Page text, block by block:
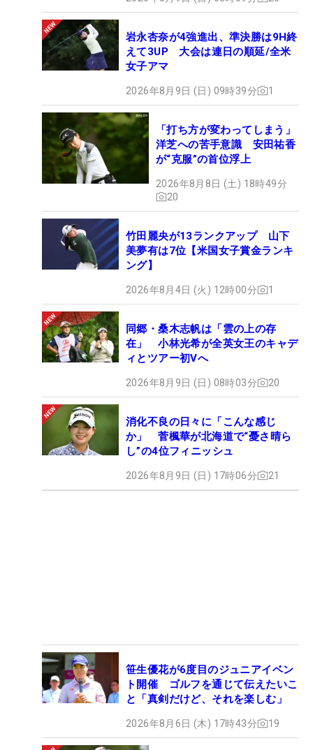
岩永杏奈が4強進出、準決勝は9H終
えて3UP 大会は連日の順延/全米
女子アマ
2026年8月9日 (日) 09時39分 1
「打ち方が変わってしまう」
洋芝への苦手意識 安田祐香
が“克服”の首位浮上
2026年8月8日 (土) 18時49分
20
竹田麗央が13ランクアップ 山下
美夢有は7位【米国女子賞金ランキ
ング】
2026年8月4日 (火) 12時00分 1
同郷・桑木志帆は「雲の上の存
在」 小林光希が全英女王のキャデ
ィとツアー初Vへ
2026年8月9日 (日) 08時03分 20
消化不良の日々に「こんな感じ
か」 菅楓華が北海道で“憂さ晴ら
し”の4位フィニッシュ
2026年8月9日 (日) 17時06分 21
笹生優花が6度目のジュニアイベン
ト開催 ゴルフを通じて伝えたいこ
と「真剣だけど、それを楽しむ」
2026年8月6日 (木) 17時43分 19